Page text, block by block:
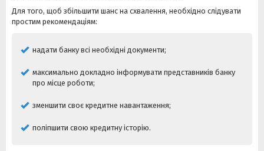
Для того, щоб збільшити шанс на схвалення, необхідно слідувати
простим рекомендаціям:
надати банку всі необхідні документи;
максимально докладно інформувати представників банку
про місце роботи;
зменшити своє кредитне навантаження;
поліпшити свою кредитну історію.